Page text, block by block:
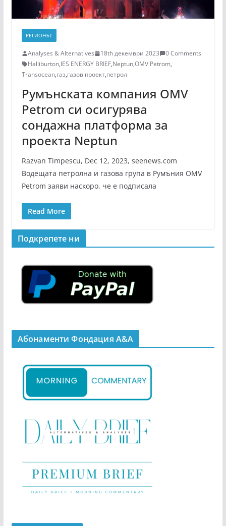
РЕГИОНЪТ
Analyses & Alternatives 18th декември 2023
0 Comments
Halliburton,IES ENERGY BRIEF,Neptun,OMV Petrom,
Transocean,газ,газов проект,петрол
Румънската компания OMV
Petrom си осигурява
сондажна платформа за
проекта Neptun
Razvan Timpescu, Dec 12, 2023, seenews.com
Водещата петролна и газова група в Румъния OMV
Petrom заяви наскоро, че е подписала
Read More
Подкрепeте ни
Абонаменти Фондация А&A